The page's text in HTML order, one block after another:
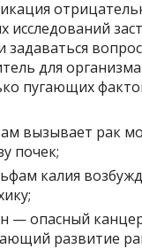
исследований
задаваться
для
пугающих
вызывает рак
почек;
калия
— опасный
развитие